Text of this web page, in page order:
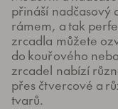
přináší nadčasový
rámem, a tak
zrcadla můžete
do kouřového
zrcadel nabízí
přes čtvercové a
tvarů.